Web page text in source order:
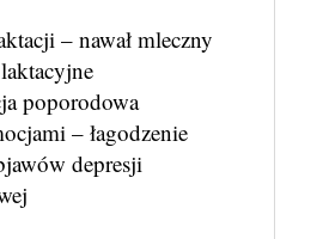
– nawał mleczny
poporodowa
– łagodzenie
depresji